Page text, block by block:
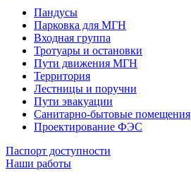
Пандусы
Парковка для МГН
Входная группа
Тротуары и остановки
Пути движения МГН
Территория
Лестницы и поручни
Пути эвакуации
Санитарно-бытовые помещения
Проектирование ФЭС
Паспорт доступности
Наши работы